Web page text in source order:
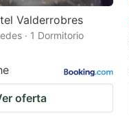
Valderrobres
· 1 Dormitorio
oferta